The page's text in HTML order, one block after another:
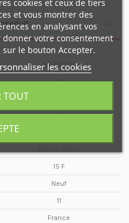
Magazine
A4
1984
15 F
Neuf
11
France
cookies et ceux de tiers
et vous montrer des
en analysant vos
votre consentement
le bouton Accepter.
les cookies
TOUT